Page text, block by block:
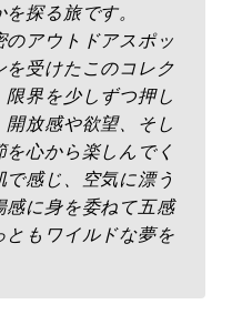
探る旅です。
アウトドアスポッ
を受けたこのコレク
界を少しずつ押し
放感や欲望、そし
心から楽しんでく
感じ、空気に漂う
感に身を委ねて五感
ともワイルドな夢を